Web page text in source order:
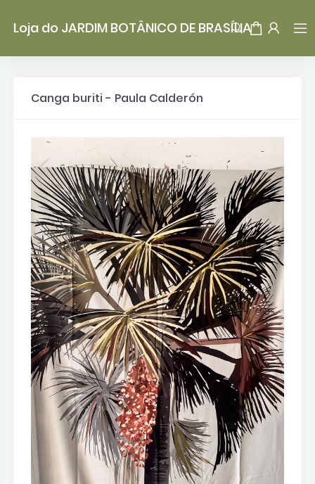
Loja do JARDIM BOTÂNICO DE BRASÍLIA
Canga buriti - Paula Calderón